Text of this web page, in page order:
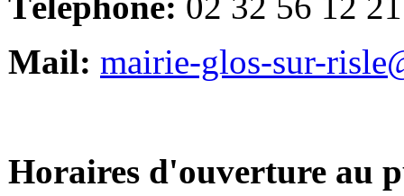
Mail: mairie-glos-sur-
Horaires d'ouverture au